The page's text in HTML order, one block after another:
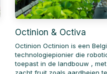
Octinion & Octiva
Octinion Octinion is een
technologiepionier die
toepast in de landbouw ,